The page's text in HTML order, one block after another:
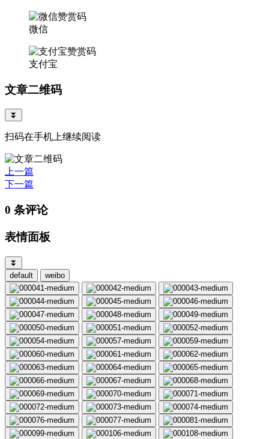
微信
支付宝
文章二维码
⏬
扫码在手机上继续阅读
上一篇
下一篇
0 条评论
表情面板
⏬
default
weibo